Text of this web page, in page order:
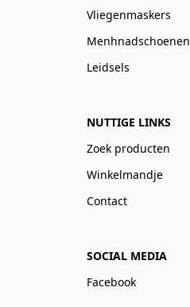
Vliegenmaskers
Menhnadschoenen
Leidsels
NUTTIGE LINKS
Zoek producten
Winkelmandje
Contact
SOCIAL MEDIA
Facebook